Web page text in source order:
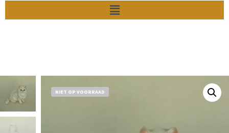
NIET OP VOORRAAD